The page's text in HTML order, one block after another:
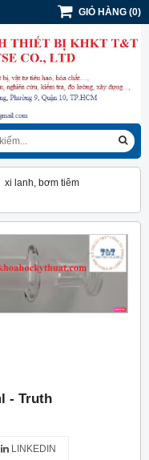
GIỎ HÀNG (0)
xi lanh, bơm tiêm
- Truth
LINKEDIN